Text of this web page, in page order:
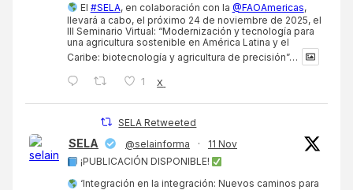
El #SELA, en colaboración con la @FAOAmericas,
llevará a cabo, el próximo 24 de noviembre de 2025, el
III Seminario Virtual: “Modernización y tecnología para
una agricultura sostenible en América Latina y el
Caribe: biotecnología y agricultura de precisión”…
1 X
SELA Retweeted
SELA @selainforma ·
11 Nov
¡PUBLICACIÓN DISPONIBLE!
‘Integración en la integración: Nuevos caminos para